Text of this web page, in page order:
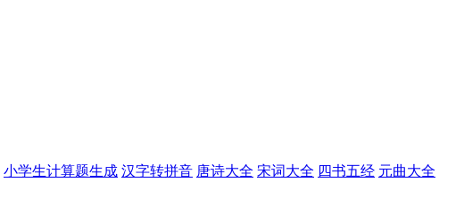
小学生计算题生成 汉字转拼音 唐诗大全 宋词大全 四书五经 元曲大全